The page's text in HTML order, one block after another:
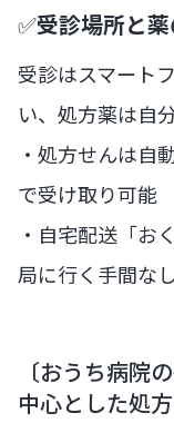
✅受診場所と
受診はスマート
い、処方薬は自
・処方せんは自
で受け取り可能
・自宅配送「お
局に行く手間なし
〔おうち病院
中心とした処方-